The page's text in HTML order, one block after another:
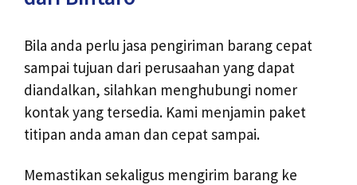
Bila anda perlu jasa pengiriman barang cepat
sampai tujuan dari perusaahan yang dapat
diandalkan, silahkan menghubungi nomer
kontak yang tersedia. Kami menjamin paket
titipan anda aman dan cepat sampai.
Memastikan sekaligus mengirim barang ke